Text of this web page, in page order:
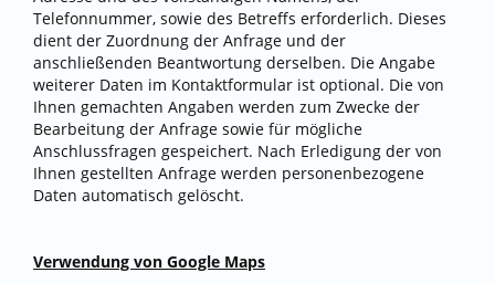
Telefonnummer, sowie des Betreffs erforderlich. Dieses
dient der Zuordnung der Anfrage und der
anschließenden Beantwortung derselben. Die Angabe
weiterer Daten im Kontaktformular ist optional. Die von
Ihnen gemachten Angaben werden zum Zwecke der
Bearbeitung der Anfrage sowie für mögliche
Anschlussfragen gespeichert. Nach Erledigung der von
Ihnen gestellten Anfrage werden personenbezogene
Daten automatisch gelöscht.
Verwendung von Google Maps